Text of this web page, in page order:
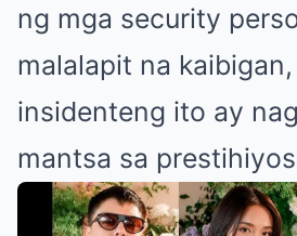
ng mga security
malalapit na
insidenteng ito ay
mantsa sa